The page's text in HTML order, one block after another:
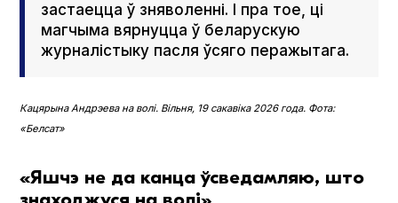
застаецца ў зняволенні. І пра тое, ці
магчыма вярнуцца ў беларускую
журналістыку пасля ўсяго перажытага.
Кацярына Андрэева на волі. Вільня, 19 сакавіка 2026 года. Фота:
«Белсат»
«Яшчэ не да канца ўсведамляю, што